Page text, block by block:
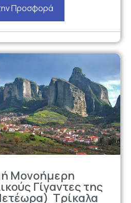
Προσφορά
Μονοήμερη
Γίγαντες της
Τρίκαλα